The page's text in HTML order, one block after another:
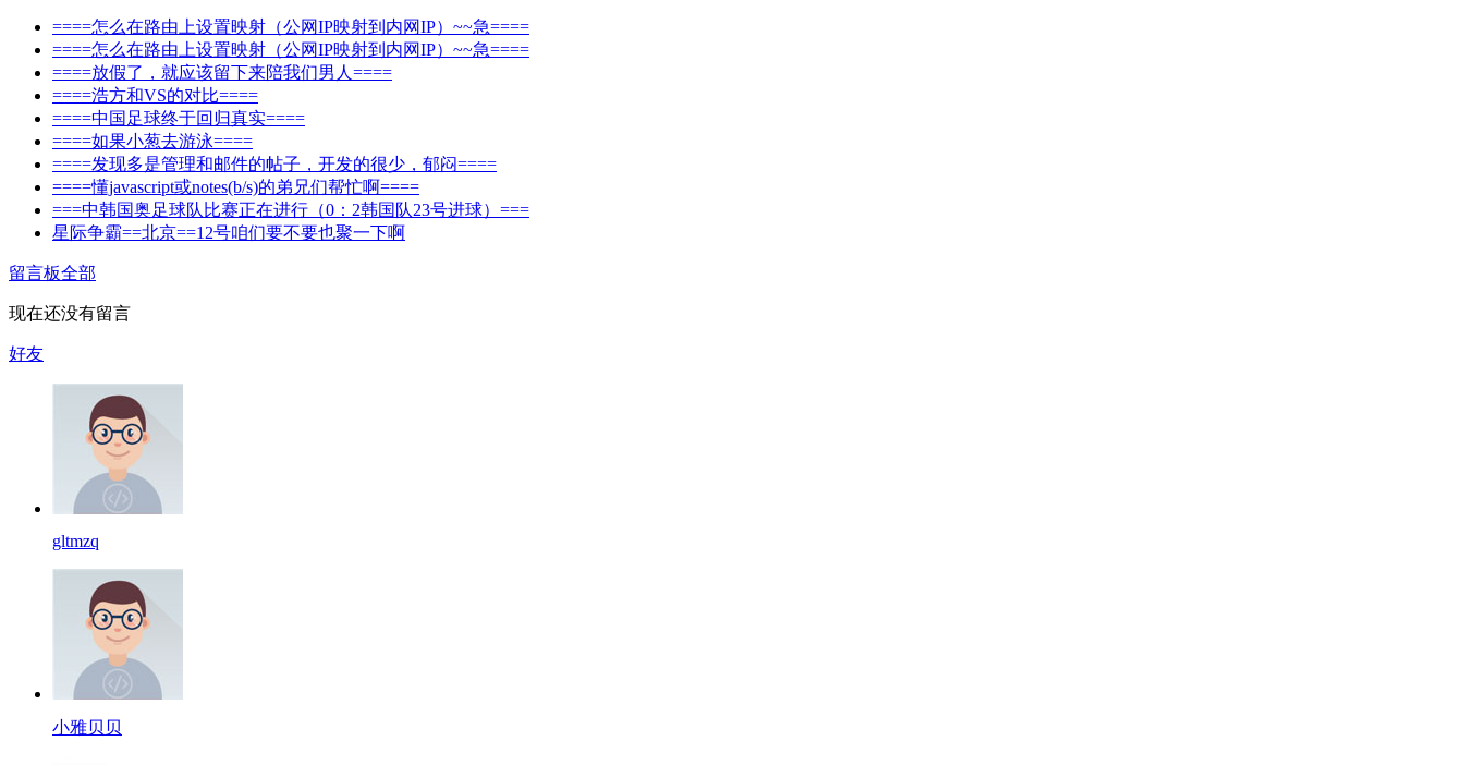
====怎么在路由上设置映射（公网IP映射到内网IP）~~急====
====怎么在路由上设置映射（公网IP映射到内网IP）~~急====
====放假了，就应该留下来陪我们男人====
====浩方和VS的对比====
====中国足球终于回归真实====
====如果小葱去游泳====
====发现多是管理和邮件的帖子，开发的很少，郁闷====
====懂javascript或notes(b/s)的弟兄们帮忙啊====
===中韩国奥足球队比赛正在进行（0：2韩国队23号进球）===
星际争霸==北京==12号咱们要不要也聚一下啊
留言板全部
现在还没有留言
好友
gltmzq
小雅贝贝